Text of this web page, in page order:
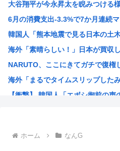
姉の友人、友人の姉、エ口いのど
自民党さん、障がい者福祉を切り
【激怒】ショートスリーパーさん
【悲報】男の趣味Tier表、ガチで
【悲報】台風さん、もうわけわか
【悲報】じゃあ逆に「これはチェ
大谷翔平が今永昇太を睨みつける
6月の消費支出-3.3%で7か月連続
韓国人「熊本地震で見る日本の土
海外「素晴らしい！」日本が買収
NARUTO、ここにきてガチで復権
海外「まるでタイムスリップした
【衝撃】 韓国人「エボシ御前の声
声優、なんかAIに勝ちそう。「声
ホーム なんG